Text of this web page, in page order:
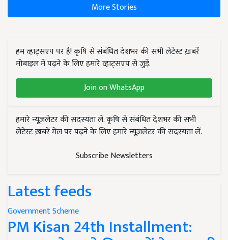
More Stories
हम व्हाट्सएप पर हैं! कृषि से संबंधित देशभर की सभी लेटेस्ट ख़बरें
मोबाइल में पढ़ने के लिए हमारे व्हाट्सएप से जुड़ें.
Join on WhatsApp
हमारे न्यूज़लेटर की सदस्यता लें. कृषि से संबंधित देशभर की सभी
लेटेस्ट ख़बरें मेल पर पढ़ने के लिए हमारे न्यूज़लेटर की सदस्यता लें.
Subscribe Newsletters
Latest feeds
Government Scheme
PM Kisan 24th Installment: